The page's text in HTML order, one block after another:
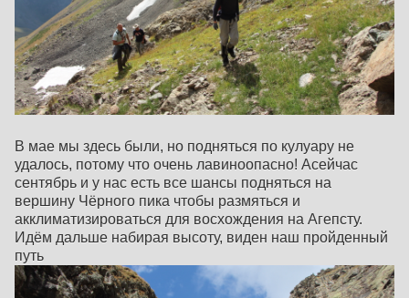
В мае мы здесь были, но подняться по кулуару не
удалось, потому что очень лавиноопасно! Асейчас
сентябрь и у нас есть все шансы подняться на
вершину Чёрного пика чтобы размяться и
акклиматизироваться для восхождения на Агепсту.
Идём дальше набирая высоту, виден наш пройденный
путь